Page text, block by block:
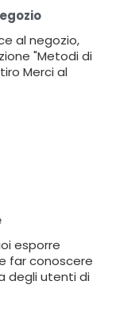
al negozio,
"Metodi di
Merci al
esporre
far conoscere
degli utenti di